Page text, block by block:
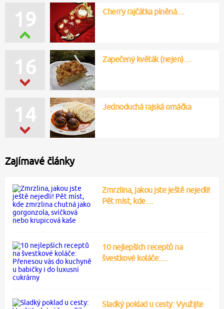
19 Cherry rajčátka plněná…
16 Zapečený květák (nejen)…
14 Jednoduchá rajská omáčka
Zajímavé články
Zmrzlina, jakou jste ještě nejedli!
Pět míst, kde…
10 nejlepších receptů na
švestkové koláče:…
Sladký poklad u cesty: Využijte